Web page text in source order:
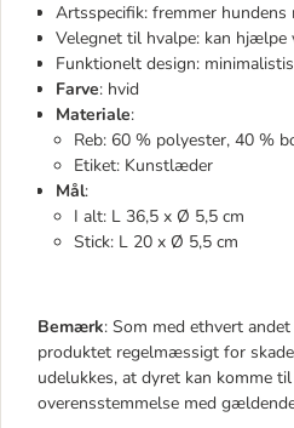
Artsspecifik: fremmer
Velegnet til hvalpe: kan hjælpe
Funktionelt design:
Farve: hvid
Materiale:
Reb: 60 % polyester, 40 %
Etiket: Kunstlæder
Mål:
I alt: L 36,5 x Ø 5,5 cm
Stick: L 20 x Ø 5,5 cm
Bemærk: Som med ethvert
produktet regelmæssigt for
udelukkes, at dyret kan komme
overensstemmelse med